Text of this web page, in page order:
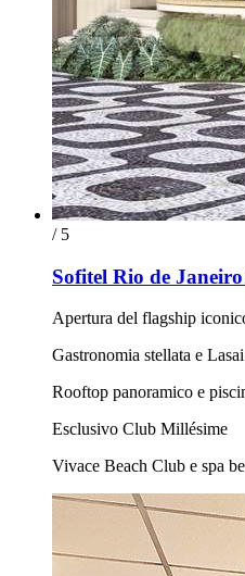
/ 5
Sofitel Rio de
Apertura del flagship
Gastronomia stellata e
Rooftop panoramico e
Esclusivo Club Millésime
Vivace Beach Club e spa